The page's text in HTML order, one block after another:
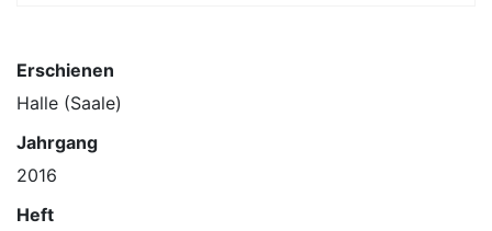
Erschienen
Halle (Saale)
Jahrgang
2016
Heft